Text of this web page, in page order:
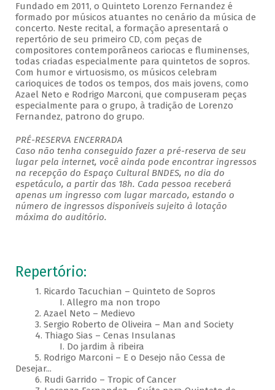
Fundado em 2011, o Quinteto Lorenzo Fernandez é
formado por músicos atuantes no cenário da música de
concerto. Neste recital, a formação apresentará o
repertório de seu primeiro CD, com peças de
compositores contemporâneos cariocas e fluminenses,
todas criadas especialmente para quintetos de sopros.
Com humor e virtuosismo, os músicos celebram
carioquices de todos os tempos, dos mais jovens, como
Azael Neto e Rodrigo Marconi, que compuseram peças
especialmente para o grupo, à tradição de Lorenzo
Fernandez, patrono do grupo.
PRÉ-RESERVA ENCERRADA
Caso não tenha conseguido fazer a pré-reserva de seu
lugar pela internet, você ainda pode encontrar ingressos
na recepção do Espaço Cultural BNDES, no dia do
espetáculo, a partir das 18h. Cada pessoa receberá
apenas um ingresso com lugar marcado, estando o
número de ingressos disponíveis sujeito à lotação
máxima do auditório.
Repertório:
1. Ricardo Tacuchian – Quinteto de Sopros
I. Allegro ma non tropo
2. Azael Neto – Medievo
3. Sergio Roberto de Oliveira – Man and Society
4. Thiago Sias – Cenas Insulanas
I. Do jardim à ribeira
5. Rodrigo Marconi – E o Desejo não Cessa de
Desejar...
6. Rudi Garrido – Tropic of Cancer